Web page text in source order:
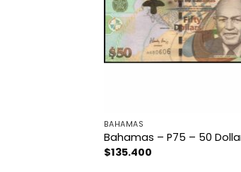
BAHAMAS
Bahamas – P75 – 50
$135.400